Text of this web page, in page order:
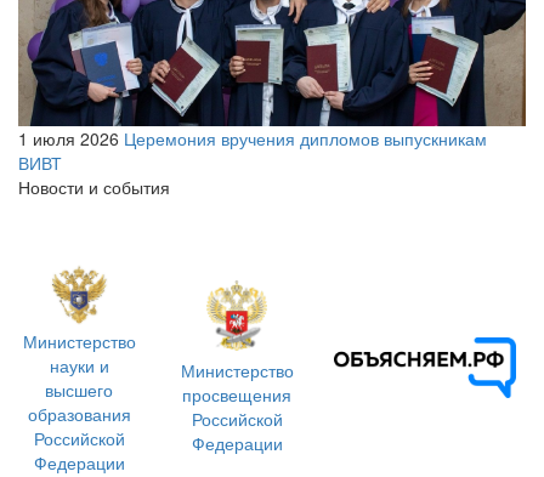
1 июля 2026 Церемония вручения дипломов выпускникам
ВИВТ
Новости и события
Министерство
науки и
высшего
образования
Российской
Федерации
Министерство
просвещения
Российской
Федерации